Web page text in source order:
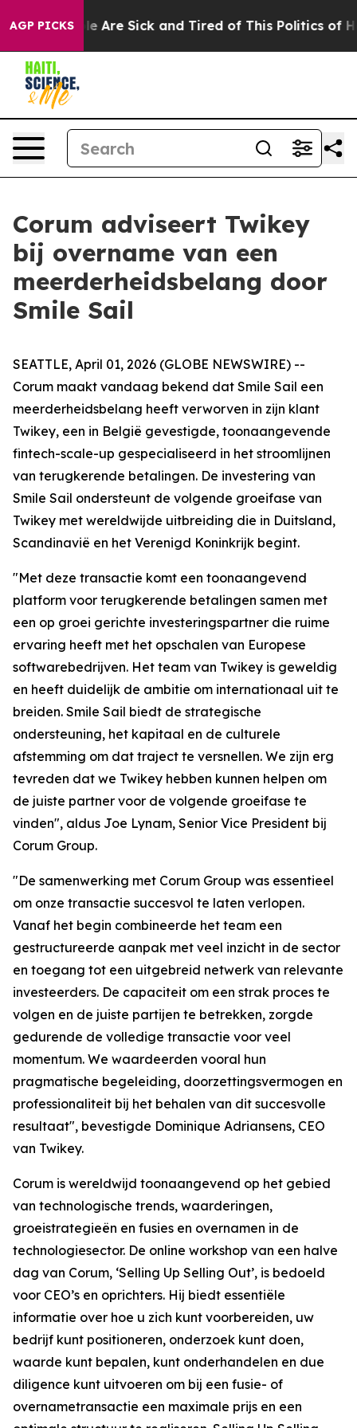
AGP PICKS
“People Are Sick and Tired of This Politics of
Corum adviseert Twikey
bij overname van een
meerderheidsbelang door
Smile Sail
SEATTLE, April 01, 2026 (GLOBE NEWSWIRE) --
Corum maakt vandaag bekend dat Smile Sail een
meerderheidsbelang heeft verworven in zijn klant
Twikey, een in België gevestigde, toonaangevende
fintech-scale-up gespecialiseerd in het stroomlijnen
van terugkerende betalingen. De investering van
Smile Sail ondersteunt de volgende groeifase van
Twikey met wereldwijde uitbreiding die in Duitsland,
Scandinavië en het Verenigd Koninkrijk begint.
"Met deze transactie komt een toonaangevend
platform voor terugkerende betalingen samen met
een op groei gerichte investeringspartner die ruime
ervaring heeft met het opschalen van Europese
softwarebedrijven. Het team van Twikey is geweldig
en heeft duidelijk de ambitie om internationaal uit te
breiden. Smile Sail biedt de strategische
ondersteuning, het kapitaal en de culturele
afstemming om dat traject te versnellen. We zijn erg
tevreden dat we Twikey hebben kunnen helpen om
de juiste partner voor de volgende groeifase te
vinden", aldus Joe Lynam, Senior Vice President bij
Corum Group.
"De samenwerking met Corum Group was essentieel
om onze transactie succesvol te laten verlopen.
Vanaf het begin combineerde het team een
gestructureerde aanpak met veel inzicht in de sector
en toegang tot een uitgebreid netwerk van relevante
investeerders. De capaciteit om een strak proces te
volgen en de juiste partijen te betrekken, zorgde
gedurende de volledige transactie voor veel
momentum. We waardeerden vooral hun
pragmatische begeleiding, doorzettingsvermogen en
professionaliteit bij het behalen van dit succesvolle
resultaat", bevestigde Dominique Adriansens, CEO
van Twikey.
Corum is wereldwijd toonaangevend op het gebied
van technologische trends, waarderingen,
groeistrategieën en fusies en overnamen in de
technologiesector. De online workshop van een halve
dag van Corum, ‘Selling Up Selling Out’, is bedoeld
voor CEO’s en oprichters. Hij biedt essentiële
informatie over hoe u zich kunt voorbereiden, uw
bedrijf kunt positioneren, onderzoek kunt doen,
waarde kunt bepalen, kunt onderhandelen en due
diligence kunt uitvoeren om bij een fusie- of
overnametransactie een maximale prijs en een